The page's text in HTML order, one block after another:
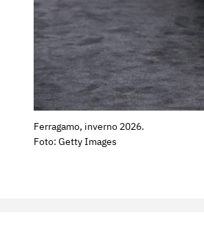
Ferragamo, inverno 2026.
Foto: Getty Images